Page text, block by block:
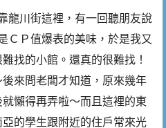
龍川街這裡，有一回聽朋友說
ＣＰ值爆表的美味，於是我又
找的小館。還真的很難找！
來問老闆才知道，原來幾年
懶得再弄啦～而且這裡的東
的學生跟附近的住戶常來光